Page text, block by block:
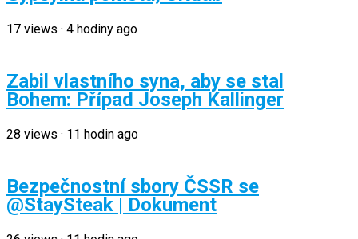
17 views · 4 hodiny ago
Zabil vlastního syna, aby se stal
Bohem: Případ Joseph Kallinger
28 views · 11 hodin ago
Bezpečnostní sbory ČSSR se
@StaySteak | Dokument